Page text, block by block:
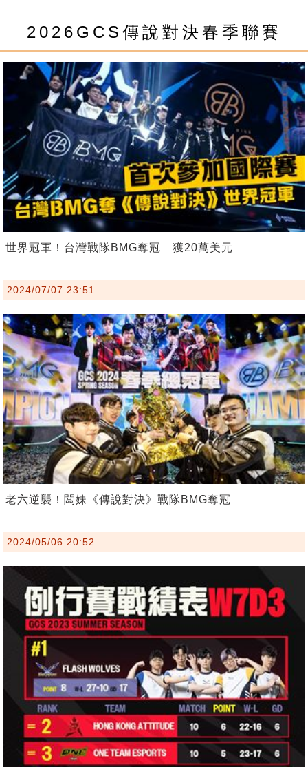
2026GCS傳說對決春季聯賽
世界冠軍！台灣戰隊BMG奪冠 獲20萬美元
2024/07/07 23:51
老六逆襲！闆妹《傳說對決》戰隊BMG奪冠
2024/05/06 20:52